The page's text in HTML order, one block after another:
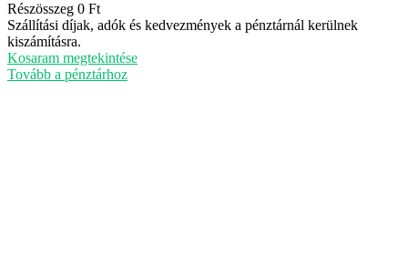
Termékek
a
kosárban
Részösszeg 0 Ft
Szállítási díjak, adók és kedvezmények a pénztárnál kerülnek
kiszámításra.
Kosaram megtekintése
Tovább a pénztárhoz